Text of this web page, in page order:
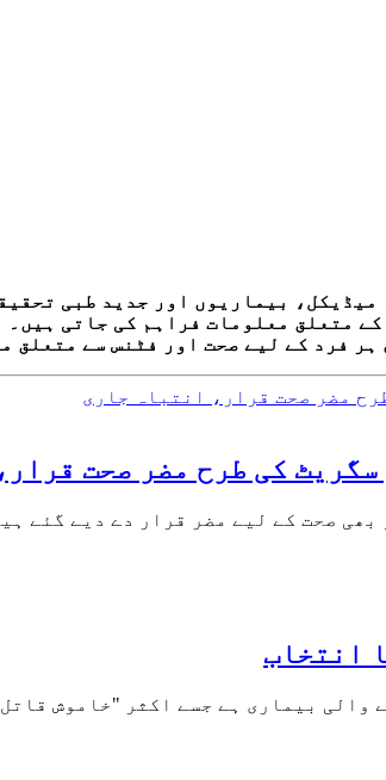
بیماریوں اور جدید طبی
متعلق معلومات فراہم کی جاتی
فرد کے لیے صحت اور فٹنس سے
کی طرح مضر صحت
صحت کے لیے مضر قرار دے دیے گئے
انتخاب
والی بیماری ہے جسے اکثر "خاموش